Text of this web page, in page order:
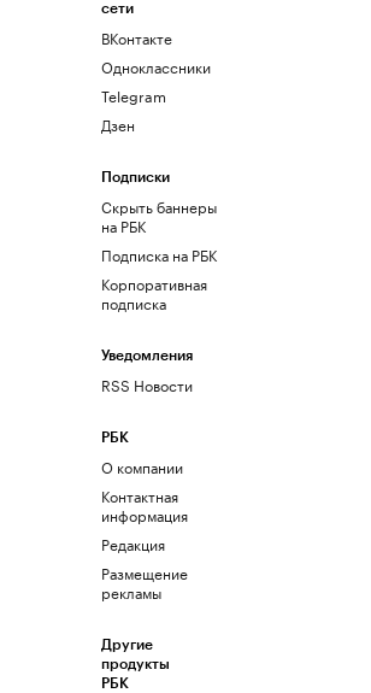
сети
ВКонтакте
Одноклассники
Telegram
Дзен
Подписки
Скрыть баннеры
на РБК
Подписка на РБК
Корпоративная
подписка
Уведомления
RSS Новости
РБК
О компании
Контактная
информация
Редакция
Размещение
рекламы
Другие
продукты
РБК